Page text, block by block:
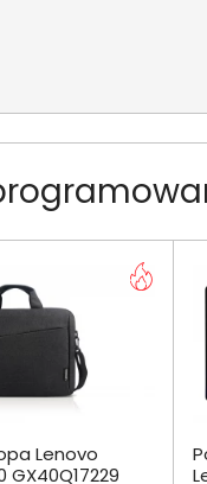
Lenovo
GX40Q17229